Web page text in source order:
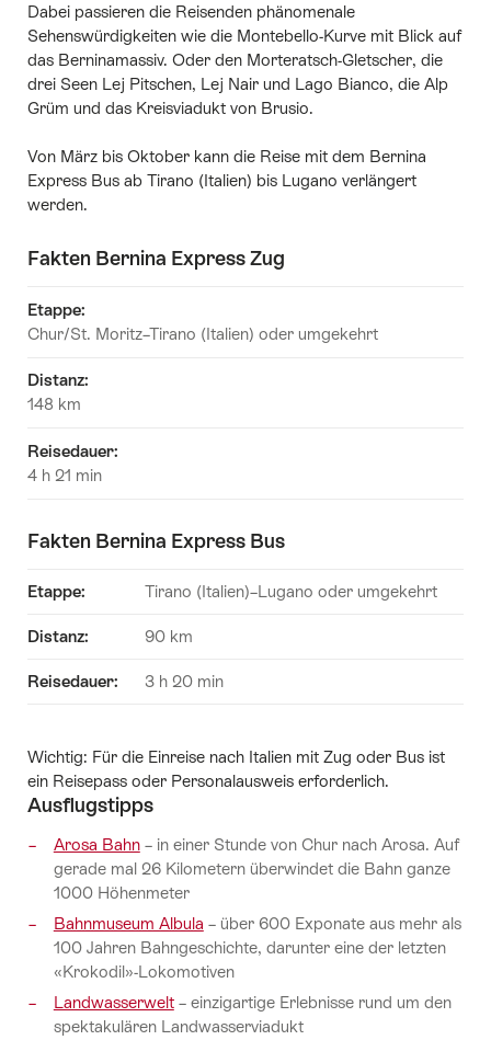
Dabei passieren die Reisenden phänomenale
Sehenswürdigkeiten wie die Montebello-Kurve mit Blick auf
das Berninamassiv. Oder den Morteratsch-Gletscher, die
drei Seen Lej Pitschen, Lej Nair und Lago Bianco, die Alp
Grüm und das Kreisviadukt von Brusio.
Von März bis Oktober kann die Reise mit dem Bernina
Express Bus ab Tirano (Italien) bis Lugano verlängert
werden.
Fakten Bernina Express Zug
Etappe:
Chur/St. Moritz–Tirano (Italien) oder umgekehrt
Distanz:
148 km
Reisedauer:
4 h 21 min
Fakten Bernina Express Bus
Etappe: Tirano (Italien)–Lugano oder umgekehrt
Distanz: 90 km
Reisedauer: 3 h 20 min
Wichtig: Für die Einreise nach Italien mit Zug oder Bus ist
ein Reisepass oder Personalausweis erforderlich.
Ausflugstipps
Arosa Bahn– in einer Stunde von Chur nach Arosa. Auf
gerade mal 26 Kilometern überwindet die Bahn ganze
1000 Höhenmeter
Bahnmuseum Albula – über 600 Exponate aus mehr als
100 Jahren Bahngeschichte, darunter eine der letzten
«Krokodil»-Lokomotiven
Landwasserwelt– einzigartige Erlebnisse rund um den
spektakulären Landwasserviadukt